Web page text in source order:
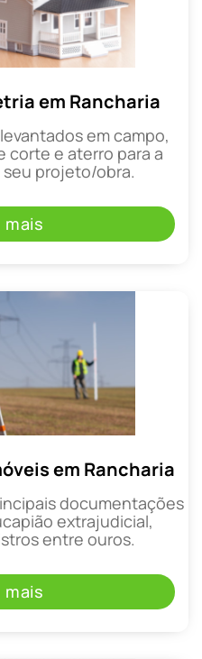
em Rancharia
em campo,
corte e aterro para a
projeto/obra.
mais
em Rancharia
documentações
extrajudicial,
entre ouros.
mais